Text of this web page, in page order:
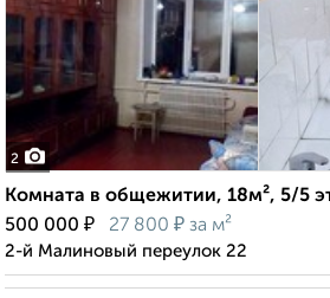
2
Комната в общежитии, 18м², 5/5
500 000 ₽ 27 800 ₽ за м²
2-й Малиновый переулок 22